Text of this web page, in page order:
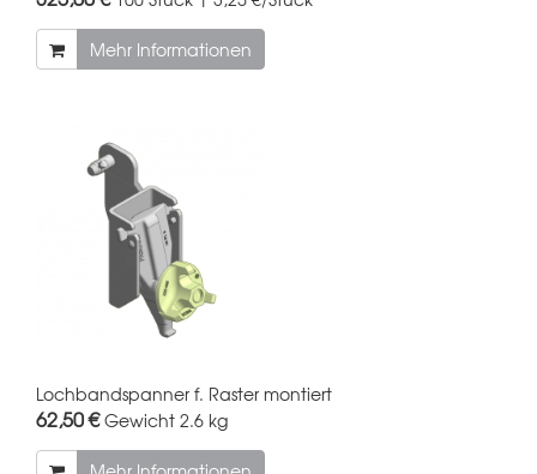
Mehr Informationen
Lochbandspanner f. Raster montiert
62,50 €Gewicht 2.6 kg